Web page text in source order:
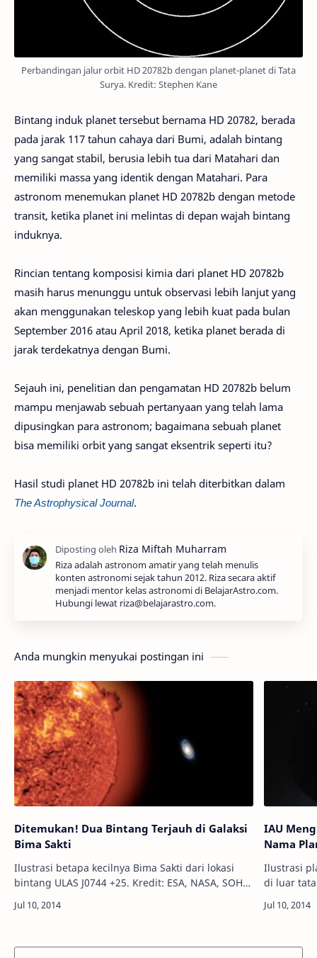
Perbandingan jalur orbit HD 20782b dengan planet-planet di Tata
Surya. Kredit: Stephen Kane
Bintang induk planet tersebut bernama HD 20782, berada
pada jarak 117 tahun cahaya dari Bumi, adalah bintang
yang sangat stabil, berusia lebih tua dari Matahari dan
memiliki massa yang identik dengan Matahari. Para
astronom menemukan planet HD 20782b dengan metode
transit, ketika planet ini melintas di depan wajah bintang
induknya.
Rincian tentang komposisi kimia dari planet HD 20782b
masih harus menunggu untuk observasi lebih lanjut yang
akan menggunakan teleskop yang lebih kuat pada bulan
September 2016 atau April 2018, ketika planet berada di
jarak terdekatnya dengan Bumi.
Sejauh ini, penelitian dan pengamatan HD 20782b belum
mampu menjawab sebuah pertanyaan yang telah lama
dipusingkan para astronom; bagaimana sebuah planet
bisa memiliki orbit yang sangat eksentrik seperti itu?
Hasil studi planet HD 20782b ini telah diterbitkan dalam
The Astrophysical Journal.
Riza adalah astronom amatir yang telah menulis
konten astronomi sejak tahun 2012. Riza secara aktif
menjadi mentor kelas astronomi di BelajarAstro.com.
Hubungi lewat riza@belajarastro.com.
Anda mungkin menyukai postingan ini
Ditemukan! Dua Bintang Terjauh di Galaksi
Bima Sakti
Ilustrasi betapa kecilnya Bima Sakti dari lokasi
bintang ULAS J0744 +25. Kredit: ESA, NASA, SOHO
harus disusun ulang.…
IAU
Nama
Ilustrasi
di luar tata
lembaga